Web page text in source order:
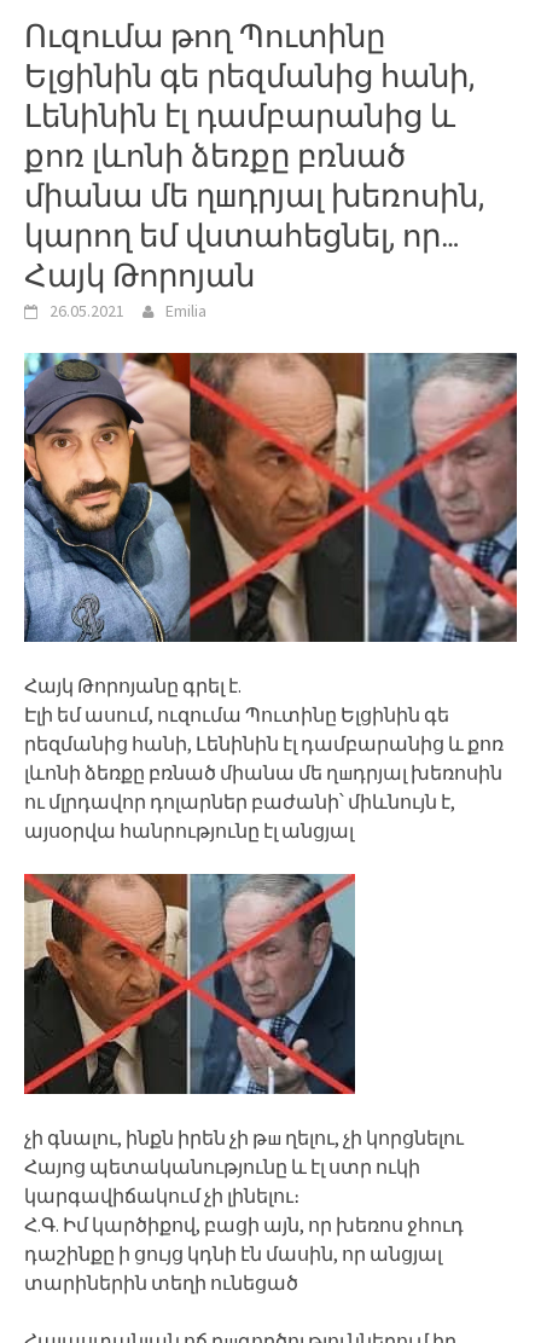
Ուզումա թող Պուտինը
Ելցինին գե րեզմանից հանի,
Լենինին էլ դամբարանից և
քոռ լևոնի ձեռքը բռնած
միանա մե ղшդրյալ խեռոսին,
կարող եմ վստահեցնել, որ…
Հայկ Թորոյան
26.05.2021 Emilia
Հայկ Թորոյանը գրել է.
Էլի եմ ասում, ուզումա Պուտինը Ելցինին գե
րեզմանից հանի, Լենինին էլ դամբարանից և քոռ
լևոնի ձեռքը բռնած միանա մե ղшդրյալ խեռոսին
ու մլրդավոր դոլարներ բաժանի՝ միևնույն է,
այսօրվա հանրությունը էլ անցյալ
չի գնալու, ինքն իրեն չի թш ղելու, չի կորցնելու
Հայոց պետականությունը և էլ ստր ուկի
կարգավիճակում չի լինելու։
Հ.Գ. Իմ կարծիքով, բացի այն, որ խեռոս ջհուդ
դաշինքը ի ցույց կդնի էն մասին, որ անցյալ
տարիներին տեղի ունեցած